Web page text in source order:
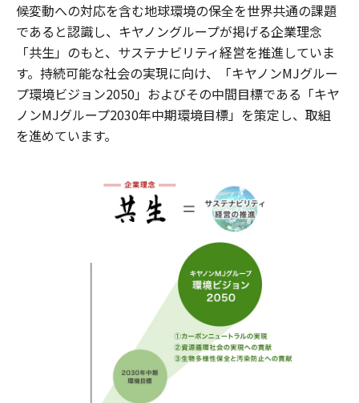
候変動への対応を含む地球環境の保全を世界共通の課題
であると認識し、キヤノングループが掲げる企業理念
「共生」のもと、サステナビリティ経営を推進していま
す。持続可能な社会の実現に向け、「キヤノンMJグルー
プ環境ビジョン2050」およびその中間目標である「キヤ
ノンMJグループ2030年中期環境目標」を策定し、取組
を進めています。